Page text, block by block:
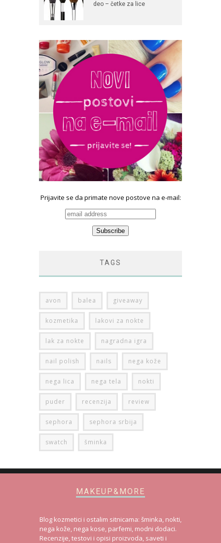
deo – četke za lice
Prijavite se da primate nove postove na e-mail:
TAGS
avon balea giveaway
kozmetika lakovi za nokte
lak za nokte nagradna igra
nail polish nails nega kože
nega lica nega tela nokti
puder recenzija review
sephora sephora srbija
swatch šminka
MAKEUP&MORE
Blog kozmetici i ostalim sitnicama: šminka, nokti,
nega kože, nega kose, parfemi, modni dodaci.
Recenzije, testovi i opisi proizvoda, saveti i